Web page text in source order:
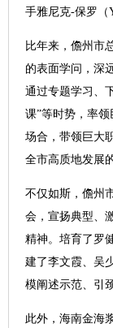
手雅尼克-保罗（
比年来，儋州市
的表面学问，深
通过专题学习、
课”等时势，率
场合，带领巨大
全市高质地发展
不仅如斯，儋州
会，宣扬典型、
精神。培育了罗
建了李文霞、吴
模阐述示范、引
此外，海南金海